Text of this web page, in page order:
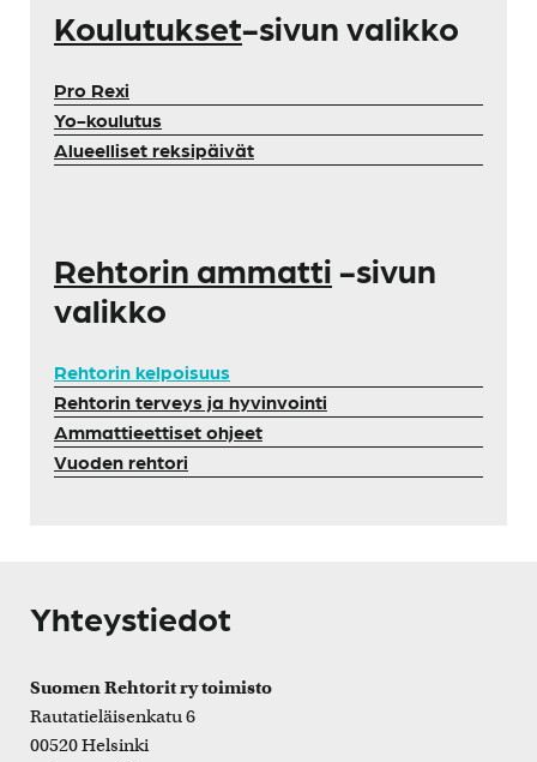
Koulutukset-sivun valikko
Pro Rexi
Yo-koulutus
Alueelliset reksipäivät
Rehtorin ammatti -sivun
valikko
Rehtorin kelpoisuus
Rehtorin terveys ja hyvinvointi
Ammattieettiset ohjeet
Vuoden rehtori
Yhteystiedot
Suomen Rehtorit ry toimisto
Rautatieläisenkatu 6
00520 Helsinki